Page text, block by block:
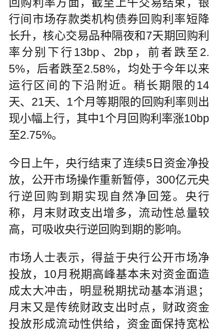
行间市场存款类机构债券回购利率短降
长升，核心交易品种隔夜和7天期回购利
率分别下行13bp、2bp，前者跌至2.
5%，后者跌至2.58%，均处于今年以来
运行区间的下沿附近。稍长期限的14
天、21天、1个月等期限的回购利率则出
现小幅上行，其中1个月回购利率涨10bp
至2.75%。
今日上午，央行结束了连续5日资金净投
放，公开市场操作重新暂停，300亿元央
行逆回购到期实现自然净回笼。央行
称，月末财政支出增多，流动性总量较
高，可吸收央行逆回购到期的影响。
市场人士表示，得益于央行公开市场净
投放，10月税期高峰基本未对资金面造
成太大冲击，明显税期扰动基本消退；
月末又是传统财政支出时点，财政资金
投放形成流动性供给，资金面保持宽松